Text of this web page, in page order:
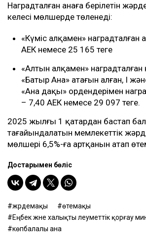
Наградталған анаға берілетін
келесі мөлшерде төленеді:
«Күміс алқамен» наградталған
АЕК немесе 25 165 теңге
«Алтын алқамен»
«Батыр Ана» атағын алған, І
«Ана даңқы» ордендерімен
– 7,40 АЕК немесе 29 097 теңге.
2025 жылғы 1 қаңтардан бастап
тағайындалатын мемлекеттік
мөлшері 6,5%-ға артқанын атап
Достарыңмен бөліс
жәрдемақы
өтемақы
Еңбек және халықты әлеуметтік қорғау
көпбалалы ана